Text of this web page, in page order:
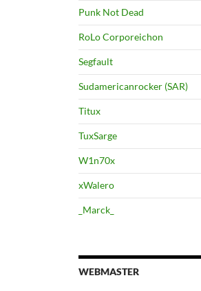
Punk Not Dead
RoLo Corporeichon
Segfault
Sudamericanrocker (SAR)
Titux
TuxSarge
W1n70x
xWalero
_Marck_
WEBMASTER